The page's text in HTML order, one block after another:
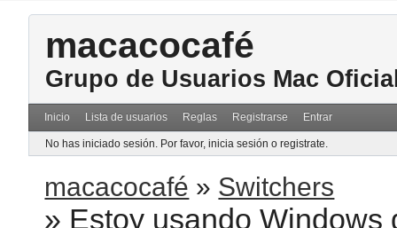
macacocafé
Grupo de Usuarios Mac
Inicio Lista de usuarios Reglas Registrarse Entrar
No has iniciado sesión. Por favor, inicia sesión o registrate.
macacocafé » Switchers
» Estoy usando Windows